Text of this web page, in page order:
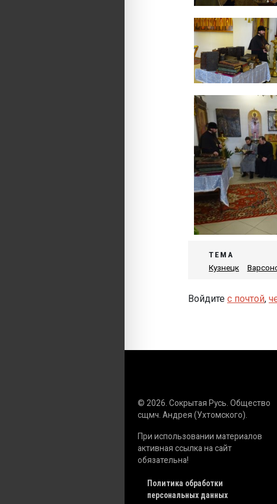
ТЕМА
Кузнецк
Войдите с почтой,
© 2026. Сокрытая Русь. Общество
сщмч. Андрея (Ухтомского).
При использовании материалов
активная ссылка на сайт
обязательна!
Политика обработки
персональных данных